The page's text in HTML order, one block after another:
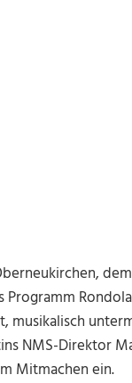
NMS-Direktor
Mitmachen ein.